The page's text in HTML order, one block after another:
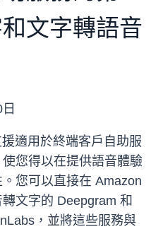
文字轉語音
適用於終端客戶自助服
您得以在提供語音體驗
您可以直接在 Amazon
文字的 Deepgram 和
，並將這些服務與